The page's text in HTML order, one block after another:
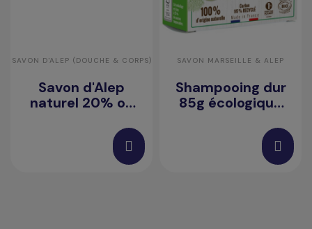
SAVON D'ALEP (DOUCHE & CORPS)
Savon d'Alep
naturel 20% ou
baie de laurier
SAVON MARSEILLE & ALEP
Shampooing dur
85g écologique
(PROMO - FIN DE